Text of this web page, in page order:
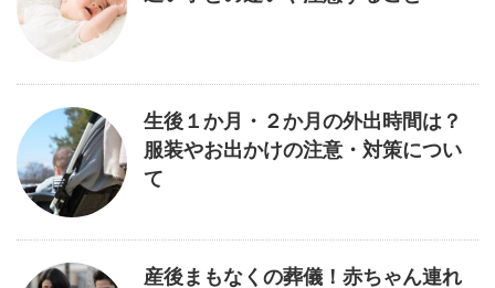
生後１か月・２か月の外出時間は？
服装やお出かけの注意・対策につい
て
産後まもなくの葬儀！赤ちゃん連れ